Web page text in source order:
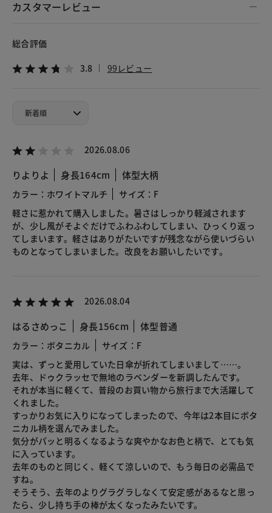
カスタマーレビュー
総合評価
3.8 99レビュー
2026.08.06
りよりよ 身長164cm 体型大柄
カラー：ホワイトマルチ
サイズ：F
軽さに惹かれて購入しました。暑さはしっかり軽減されます
が、少し風がそよぐだけでふわふわしてしまい、ひっくり返っ
てしまいます。軽さはありがたいですが残念ながら使いづらい
ものとなってしまいました。改良をお願いしたいです。
2026.08.04
はるさめっこ 身長156cm 体型普通
カラー：ボタニカル
サイズ：F
実は、ずっと愛用していた日傘が折れてしまいまして……。
去年、ドゥクラッセで無地のラベンダーを新調したんです。
それが本当に軽くて、普段のお買い物から旅行まで大活躍して
くれました。
すっかりお気に入りになってしまったので、今年は2本目にボタ
ニカル柄を選んでみました。
気分がパッと明るくなるような爽やかなお色と柄で、とても気
に入っています。
去年のものと同じく、軽くて涼しいので、もう毎日の必需品で
すね。
そうそう、去年のよりグラグラしなくて安定感があるなと思っ
たら、少し持ち手の棒が太くなったみたいです。